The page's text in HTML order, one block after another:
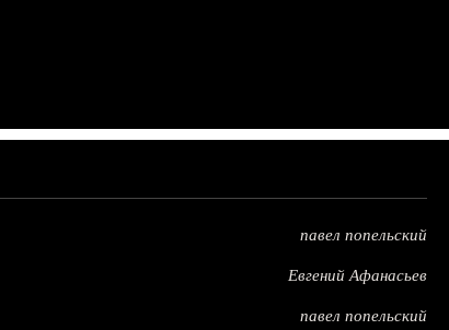
павел попельский
Евгений Афанасьев
павел попельский